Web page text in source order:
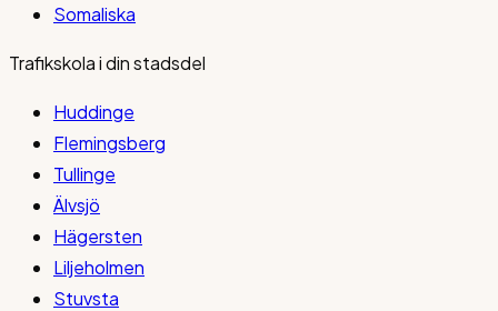
Somaliska
Trafikskola i din stadsdel
Huddinge
Flemingsberg
Tullinge
Älvsjö
Hägersten
Liljeholmen
Stuvsta